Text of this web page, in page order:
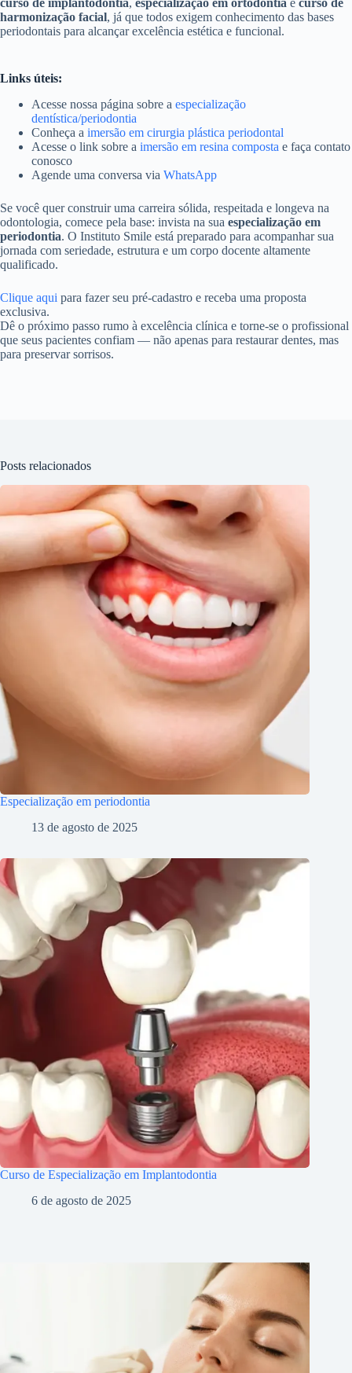
curso de implantodontia, especialização em ortodontia e curso de
harmonização facial, já que todos exigem conhecimento das bases
periodontais para alcançar excelência estética e funcional.
Links úteis:
Acesse nossa página sobre a especialização
dentística/periodontia
Conheça a imersão em cirurgia plástica periodontal
Acesse o link sobre a imersão em resina composta e faça contato
conosco
Agende uma conversa via WhatsApp
Se você quer construir uma carreira sólida, respeitada e longeva na
odontologia, comece pela base: invista na sua especialização em
periodontia. O Instituto Smile está preparado para acompanhar sua
jornada com seriedade, estrutura e um corpo docente altamente
qualificado.
Clique aqui para fazer seu pré-cadastro e receba uma proposta
exclusiva.
Dê o próximo passo rumo à excelência clínica e torne-se o profissional
que seus pacientes confiam — não apenas para restaurar dentes, mas
para preservar sorrisos.
Posts relacionados
Especialização em periodontia
13 de agosto de 2025
Curso de Especialização em Implantodontia
6 de agosto de 2025